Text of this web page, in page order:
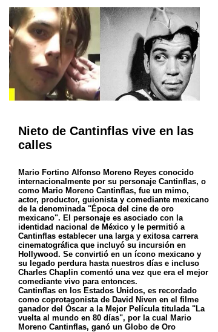
Nieto de Cantinflas vive en las
calles
Mario Fortino Alfonso Moreno Reyes conocido
internacionalmente por su personaje Cantinflas, o
como Mario Moreno Cantinflas, fue un mimo,
actor, productor, guionista y comediante mexicano
de la denominada "Época del cine de oro
mexicano". El personaje es asociado con la
identidad nacional de México y le permitió a
Cantinflas establecer una larga y exitosa carrera
cinematográfica que incluyó su incursión en
Hollywood. Se convirtió en un ícono mexicano y
su legado perdura hasta nuestros días e incluso
Charles Chaplin comentó una vez que era el mejor
comediante vivo para entonces.
Cantinflas en los Estados Unidos, es recordado
como coprotagonista de David Niven en el filme
ganador del Óscar a la Mejor Película titulada "La
vuelta al mundo en 80 días", por la cual Mario
Moreno Cantinflas, ganó un Globo de Oro